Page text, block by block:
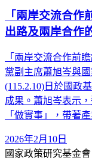
「兩岸交流合
出路及兩岸合作
「兩岸交流合作前
黨副主席蕭旭岑與
(115.2.10)日於國政
成果。蕭旭岑表示
「做實事」，帶著
2026年2月10日
國家政策研究基金會